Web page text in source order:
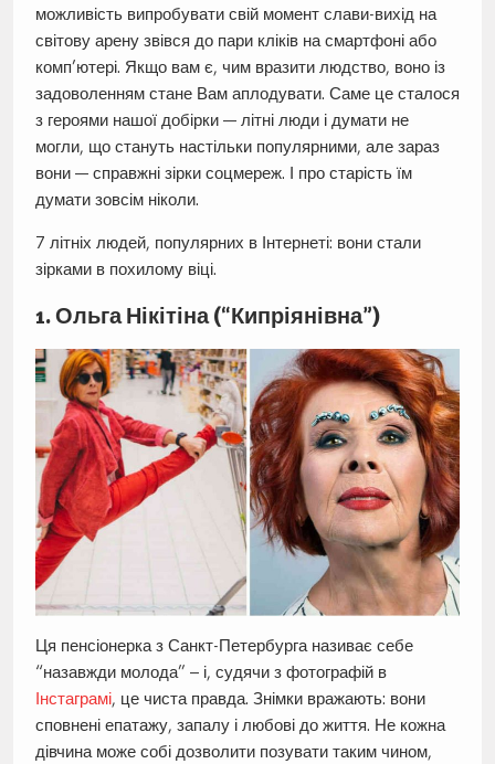
можливість випробувати свій момент слави-вихід на
світову арену звівся до пари кліків на смартфоні або
комп’ютері. Якщо вам є, чим вразити людство, воно із
задоволенням стане Вам аплодувати. Саме це сталося
з героями нашої добірки — літні люди і думати не
могли, що стануть настільки популярними, але зараз
вони — справжні зірки соцмереж. І про старість їм
думати зовсім ніколи.
7 літніх людей, популярних в Інтернеті: вони стали
зірками в похилому віці.
1. Ольга Нікітіна (“Кипріянівна”)
Ця пенсіонерка з Санкт-Петербурга називає себе
“назавжди молода” – і, судячи з фотографій в
Інстаграмі, це чиста правда. Знімки вражають: вони
сповнені епатажу, запалу і любові до життя. Не кожна
дівчина може собі дозволити позувати таким чином,